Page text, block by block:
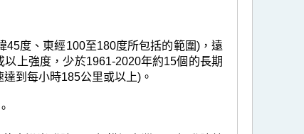
度、東經100至180度所包括的範圍)，遠
上強度，少於1961-2020年約15個的長期
到每小時185公里或以上)。